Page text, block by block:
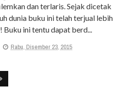
dan terlaris. Sejak dicetak
dunia buku ini telah terjual lebih
Buku ini tentu dapat berd...
Rabu, Disember 23, 2015